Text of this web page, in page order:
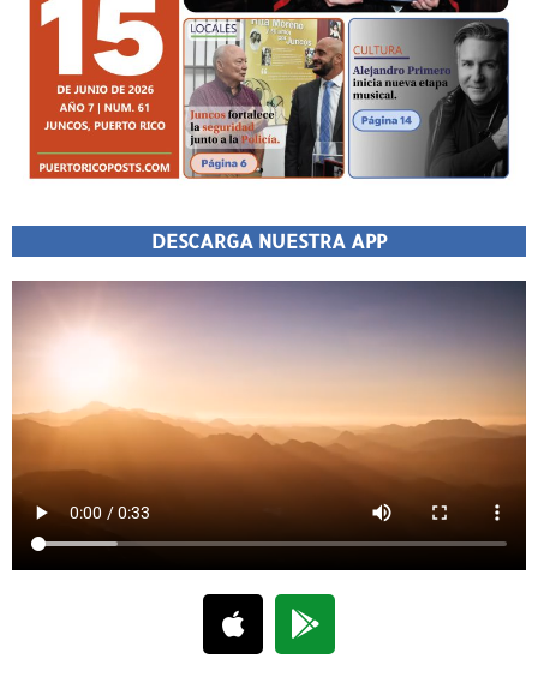
DESCARGA NUESTRA APP